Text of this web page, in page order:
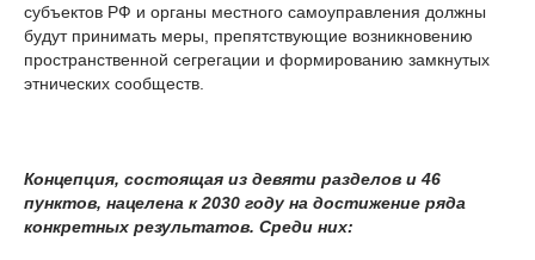
субъектов РФ и органы местного самоуправления должны
будут принимать меры, препятствующие возникновению
пространственной сегрегации и формированию замкнутых
этнических сообществ.
Концепция, состоящая из девяти разделов и 46
пунктов, нацелена к 2030 году на достижение ряда
конкретных результатов. Среди них: